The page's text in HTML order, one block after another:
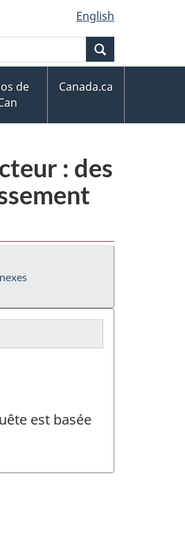
English
de
Canada.ca
: des
est basée